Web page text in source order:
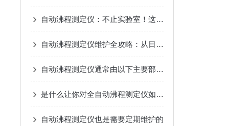
自动沸程测定仪：不止实验室！这些关键领域都在用它“精准控温”
自动沸程测定仪维护全攻略：从日常养护到故障预防，一步到位！
自动沸程测定仪通常由以下主要部件组成
是什么让你对全自动沸程测定仪如此看好的
自动沸程测定仪也是需要定期维护的